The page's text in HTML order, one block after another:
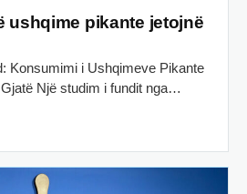
ushqime pikante jetojnë
Konsumimi i Ushqimeve Pikante
Një studim i fundit nga…